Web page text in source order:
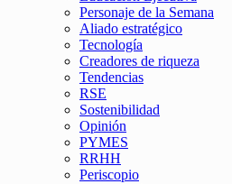
Personaje de la Semana
Aliado estratégico
Tecnología
Creadores de riqueza
Tendencias
RSE
Sostenibilidad
Opinión
PYMES
RRHH
Periscopio